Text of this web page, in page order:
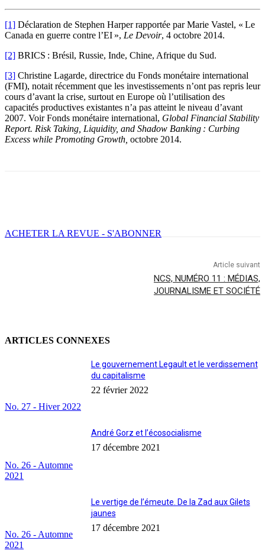
[1] Déclaration de Stephen Harper rapportée par Marie Vastel, « Le
Canada en guerre contre l’EI », Le Devoir, 4 octobre 2014.
[2] BRICS : Brésil, Russie, Inde, Chine, Afrique du Sud.
[3] Christine Lagarde, directrice du Fonds monétaire international
(FMI), notait récemment que les investissements n’ont pas repris leur
cours d’avant la crise, surtout en Europe où l’utilisation des
capacités productives existantes n’a pas atteint le niveau d’avant
2007. Voir Fonds monétaire international, Global Financial Stability
Report. Risk Taking, Liquidity, and Shadow Banking : Curbing
Excess while Promoting Growth, octobre 2014.
ACHETER LA REVUE - S'ABONNER
Article suivant
NCS, NUMÉRO 11 : MÉDIAS,
JOURNALISME ET SOCIÉTÉ
ARTICLES CONNEXES
No. 27 - Hiver 2022
Le gouvernement Legault et le verdissement
du capitalisme
22 février 2022
No. 26 - Automne
2021
André Gorz et l’écosocialisme
17 décembre 2021
No. 26 - Automne
2021
Le vertige de l’émeute. De la Zad aux Gilets
jaunes
17 décembre 2021